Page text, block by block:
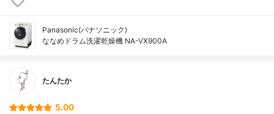
Panasonic(パナソニック)
ななめドラム洗濯乾燥機 NA-VX900A
たんたか
5.00